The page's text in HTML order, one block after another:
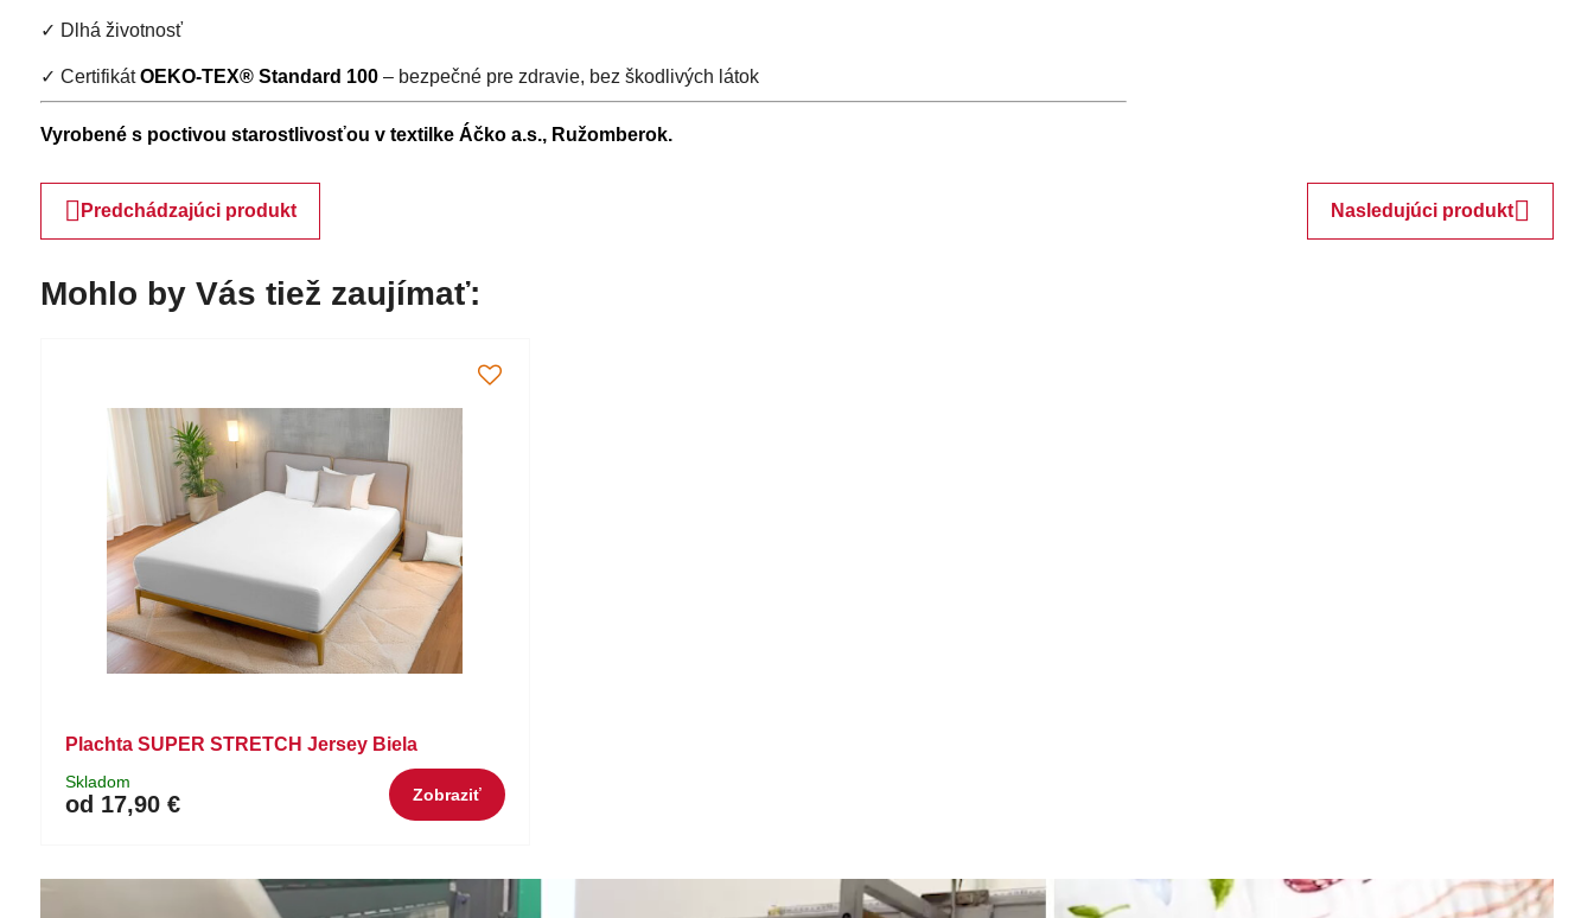
✓ Dlhá životnosť
✓ CertifikátOEKO-TEX® Standard 100– bezpečné pre zdravie, bez škodlivých látok
Vyrobené s poctivou starostlivosťou v textilke Áčko a.s., Ružomberok.
Predchádzajúci produkt Nasledujúci produkt
Mohlo by Vás tiež zaujímať:
Plachta SUPER STRETCH Jersey Biela
Skladom
od 17,90 € Zobraziť